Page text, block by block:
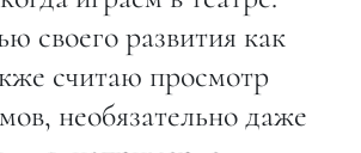
своего развития как
считаю просмотр
необязательно даже